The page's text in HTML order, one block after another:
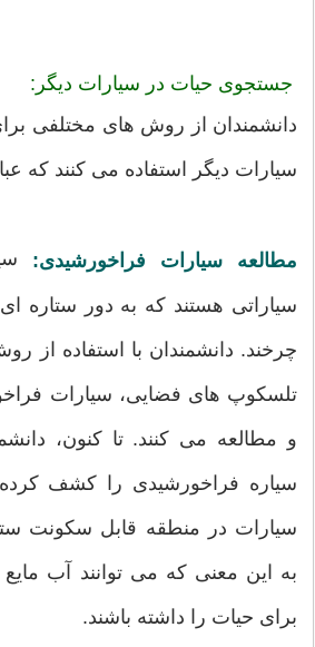
جستجوی حیات در سیارات دیگر:
دانشمندان از روش های مختلفی
سیارات دیگر استفاده می کنند که
مطالعه سیارات فراخورشیدی:
سیاراتی هستند که به دور ستاره
چرخند. دانشمندان با استفاده از
تلسکوپ های فضایی، سیارات
سیاره فراخورشیدی را کشف کرده
سیارات در منطقه قابل سکونت
به این معنی که می توانند آب
برای حیات را داشته باشند.